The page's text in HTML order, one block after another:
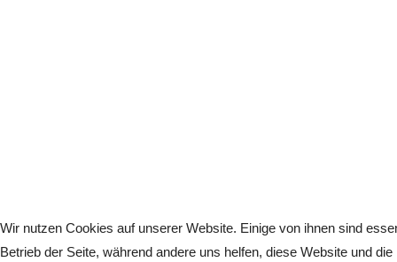
Wir nutzen Cookies auf unserer Website. Einige von ihnen sind
Betrieb der Seite, während andere uns helfen, diese Website und die